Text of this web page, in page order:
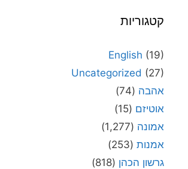
קטגוריות
English (19)
Uncategorized (27)
אהבה (74)
אוטיזם (15)
אמונה (1,277)
אמנות (253)
גרשון הכהן (818)